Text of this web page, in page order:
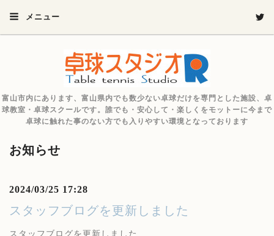
メニュー
富山市内にあります、富山県内でも数少ない卓球だけを専門とした施設、卓
球教室・卓球スクールです。誰でも・安心して・楽しくをモットーに今まで
卓球に触れた事のない方でも入りやすい環境となっております
お知らせ
2024/03/25 17:28
スタッフブログを更新しました
スタッフブログを更新しました